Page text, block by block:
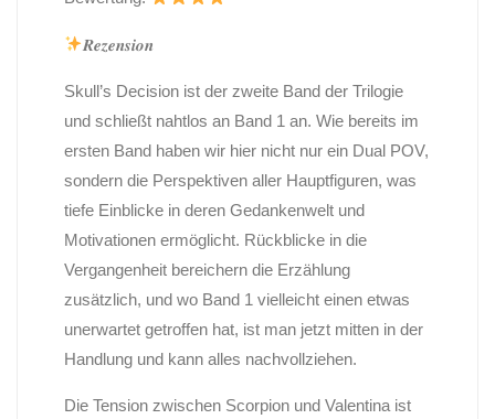
𝑹𝒆𝒛𝒆𝒏𝒔𝒊𝒐𝒏
Skull’s Decision ist der zweite Band der Trilogie
und schließt nahtlos an Band 1 an. Wie bereits im
ersten Band haben wir hier nicht nur ein Dual POV,
sondern die Perspektiven aller Hauptfiguren, was
tiefe Einblicke in deren Gedankenwelt und
Motivationen ermöglicht. Rückblicke in die
Vergangenheit bereichern die Erzählung
zusätzlich, und wo Band 1 vielleicht einen etwas
unerwartet getroffen hat, ist man jetzt mitten in der
Handlung und kann alles nachvollziehen.
Die Tension zwischen Scorpion und Valentina ist